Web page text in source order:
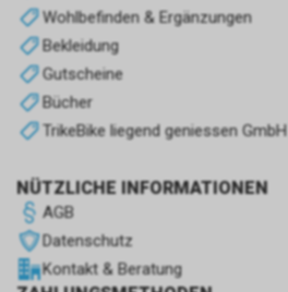
Wohlbefinden & Ergänzungen
Bekleidung
Gutscheine
Bücher
TrikeBike liegend geniessen GmbH
NÜTZLICHE INFORMATIONEN
AGB
Datenschutz
Kontakt & Beratung